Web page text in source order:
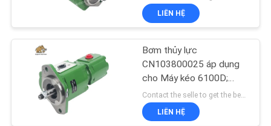
QUAN
NHÀ
Phụ tùng máy xây
dựng
706
6140D)
LIÊN HỆ
Bơm thủy lực
CN103800025 áp dụng
cho Máy kéo 6100D;
6110B; 6110D; 6115D;
6125D; 6130D; 6140D
RE263420; RE279132
LIÊN HỆ